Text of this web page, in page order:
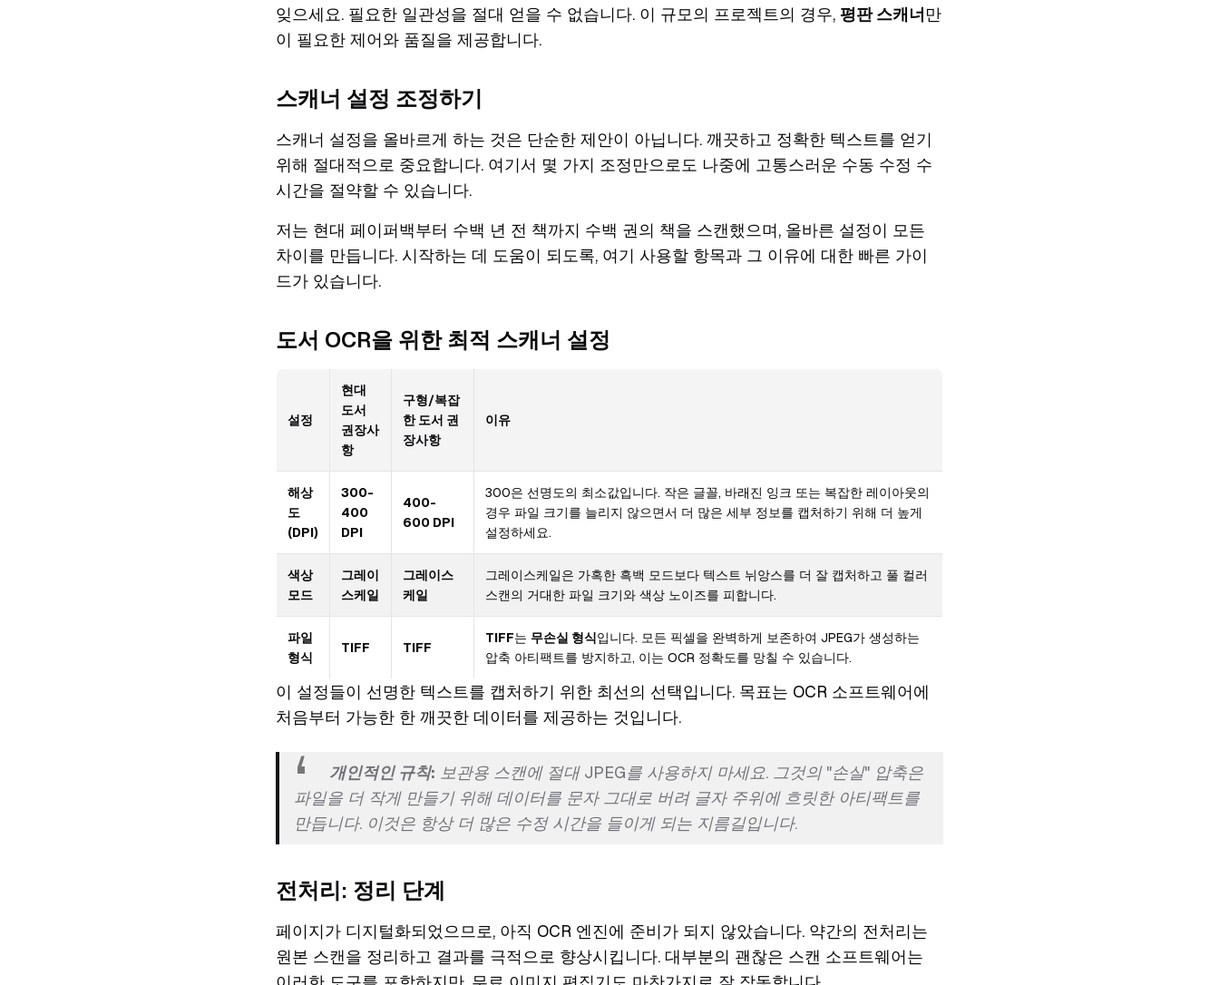
잊으세요. 필요한 일관성을 절대 얻을 수 없습니다. 이 규모의 프로젝트의 경우, 평판 스캐너만
이 필요한 제어와 품질을 제공합니다.
스캐너 설정 조정하기
스캐너 설정을 올바르게 하는 것은 단순한 제안이 아닙니다. 깨끗하고 정확한 텍스트를 얻기
위해 절대적으로 중요합니다. 여기서 몇 가지 조정만으로도 나중에 고통스러운 수동 수정 수
시간을 절약할 수 있습니다.
저는 현대 페이퍼백부터 수백 년 전 책까지 수백 권의 책을 스캔했으며, 올바른 설정이 모든
차이를 만듭니다. 시작하는 데 도움이 되도록, 여기 사용할 항목과 그 이유에 대한 빠른 가이
드가 있습니다.
도서 OCR을 위한 최적 스캐너 설정
설정
현대
도서
권장사
항
구형/복잡
한 도서 권
장사항
이유
해상
도
(DPI)
300-
400
DPI
400-
600 DPI
300은 선명도의 최소값입니다. 작은 글꼴, 바래진 잉크 또는 복잡한 레이아웃의
경우 파일 크기를 늘리지 않으면서 더 많은 세부 정보를 캡처하기 위해 더 높게
설정하세요.
색상
모드
그레이
스케일
그레이스
케일
그레이스케일은 가혹한 흑백 모드보다 텍스트 뉘앙스를 더 잘 캡처하고 풀 컬러
스캔의 거대한 파일 크기와 색상 노이즈를 피합니다.
파일
형식
TIFF TIFF
TIFF는 무손실 형식입니다. 모든 픽셀을 완벽하게 보존하여 JPEG가 생성하는
압축 아티팩트를 방지하고, 이는 OCR 정확도를 망칠 수 있습니다.
이 설정들이 선명한 텍스트를 캡처하기 위한 최선의 선택입니다. 목표는 OCR 소프트웨어에
처음부터 가능한 한 깨끗한 데이터를 제공하는 것입니다.
개인적인 규칙: 보관용 스캔에 절대 JPEG를 사용하지 마세요. 그것의 "손실" 압축은
파일을 더 작게 만들기 위해 데이터를 문자 그대로 버려 글자 주위에 흐릿한 아티팩트를
만듭니다. 이것은 항상 더 많은 수정 시간을 들이게 되는 지름길입니다.
전처리: 정리 단계
페이지가 디지털화되었으므로, 아직 OCR 엔진에 준비가 되지 않았습니다. 약간의 전처리는
원본 스캔을 정리하고 결과를 극적으로 향상시킵니다. 대부분의 괜찮은 스캔 소프트웨어는